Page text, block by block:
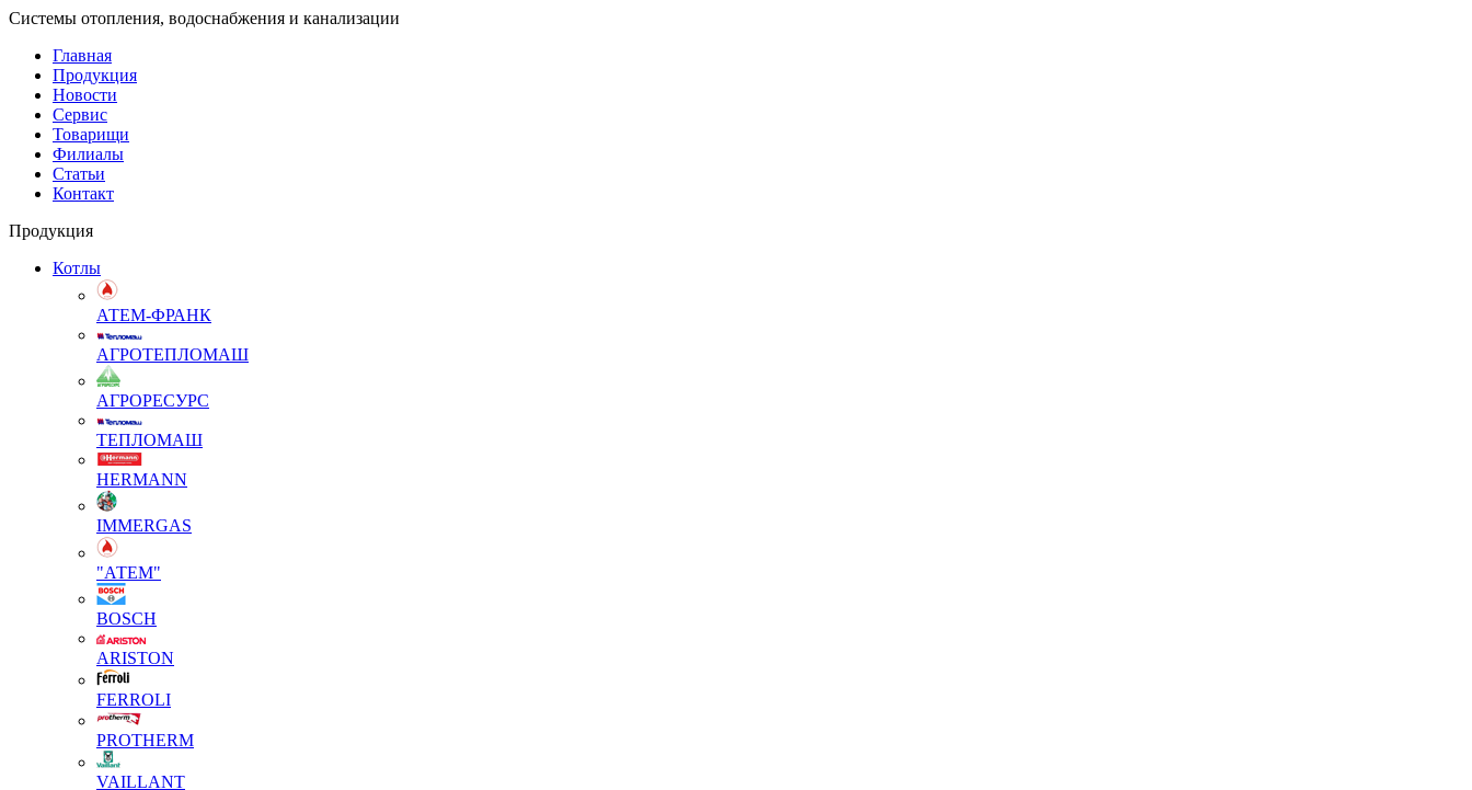
Системы отопления, водоснабжения и канализации
Главная
Продукция
Новости
Сервис
Товарищи
Филиалы
Статьи
Контакт
Продукция
Котлы
АТЕМ-ФРАНК
АГРОТЕПЛОМАШ
АГРОРЕСУРС
ТЕПЛОМАШ
HERMANN
IMMERGAS
"АТЕМ"
BOSCH
ARISTON
FERROLI
PROTHERM
VAILLANT